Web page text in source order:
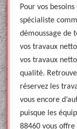
Pour vos
spécialiste
démoussage de
vos travaux
vos travaux
qualité.
réservez les
vous encore
puisque les
88460 vous